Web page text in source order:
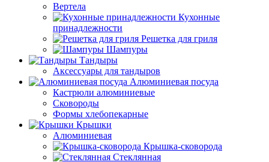
Вертела
Кухонные
принадлежности
Решетка для гриля
Шампуры
Тандыры
Аксессуары для тандыров
Алюминиевая посуда
Кастрюли алюминиевые
Сковороды
Формы хлебопекарные
Крышки
Алюминиевая
Крышка-сковорода
Стеклянная